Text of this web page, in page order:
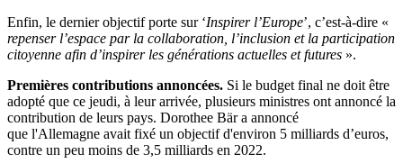
Enfin, le dernier objectif porte sur ‘Inspirer l’Europe’, c’est-à-dire «
repenser l’espace par la collaboration, l’inclusion et la participation
citoyenne afin d’inspirer les générations actuelles et futures ».
Premières contributions annoncées. Si le budget final ne doit être
adopté que ce jeudi, à leur arrivée, plusieurs ministres ont annoncé la
contribution de leurs pays. Dorothee Bär a annoncé
que l'Allemagne avait fixé un objectif d'environ 5 milliards d’euros,
contre un peu moins de 3,5 milliards en 2022.